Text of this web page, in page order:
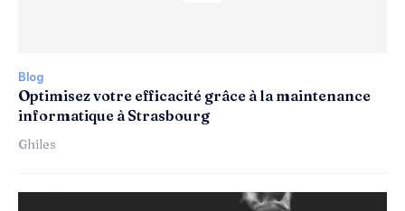
Blog
Optimisez votre efficacité grâce à la maintenance
informatique à Strasbourg
Ghiles